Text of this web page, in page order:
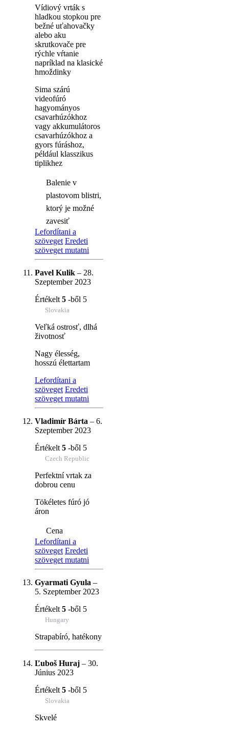
Vídiový vrták s
hladkou stopkou pre
bežné uťahovačky
alebo aku
skrutkovače pre
rýchle vŕtanie
napríklad na klasické
hmoždinky
Sima szárú
videofúró
hagyományos
csavarhúzókhoz
vagy akkumulátoros
csavarhúzókhoz a
gyors fúráshoz,
például klasszikus
tiplikhez
Balenie v
plastovom blistri,
ktorý je možné
zavesiť
Lefordítani a
szöveget Eredeti
szöveget mutatni
Pavel Kulik – 28.
Szeptember 2023
Értékelt 5 -ből 5
Slovakia
Veľká ostrosť, dlhá
životnosť
Nagy élesség,
hosszú élettartam
Lefordítani a
szöveget Eredeti
szöveget mutatni
Vladimír Bárta – 6.
Szeptember 2023
Értékelt 5 -ből 5
Czech Republic
Perfektní vrtak za
dobrou cenu
Tökéletes fúró jó
áron
Cena
Lefordítani a
szöveget Eredeti
szöveget mutatni
Gyarmati Gyula –
5. Szeptember 2023
Értékelt 5 -ből 5
Hungary
Strapabíró, hatékony
Ľuboš Huraj – 30.
Június 2023
Értékelt 5 -ből 5
Slovakia
Skvelé